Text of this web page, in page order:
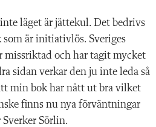
läget är jättekul. Det bedrivs
är initiativlös. Sveriges
missriktad och har tagit mycket
sidan verkar den ju inte leda så
min bok har nått ut bra vilket
finns nu nya förväntningar
Sörlin.